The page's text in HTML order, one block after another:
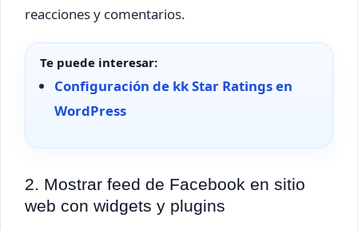
reacciones y comentarios.
Te puede interesar:
Configuración de kk Star Ratings en
WordPress
2. Mostrar feed de Facebook en sitio
web con widgets y plugins